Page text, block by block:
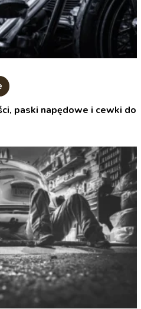
paski napędowe i cewki do